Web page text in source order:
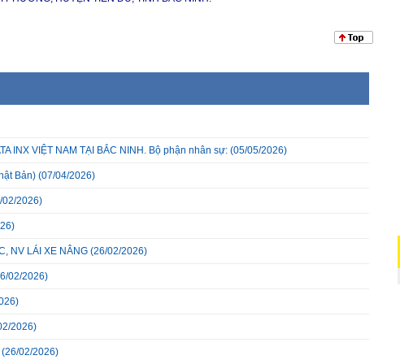
INX VIỆT NAM TẠI BẮC NINH. Bộ phận nhân sự: (05/05/2026)
Bản) (07/04/2026)
2026)
NV LÁI XE NÂNG (26/02/2026)
02/2026)
2026)
(26/02/2026)